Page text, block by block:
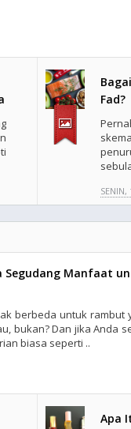
Fad?
Segudang Manfaat
berbeda untuk rambut
bukan? Dan jika Anda
biasa seperti ..
Apa